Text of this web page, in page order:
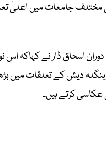
مختلف جامعات میں اعلیٰ
اسحاق ڈار نے کہاکہ اس
بنگلہ دیش کے تعلقات میں
کرتے ہیں۔